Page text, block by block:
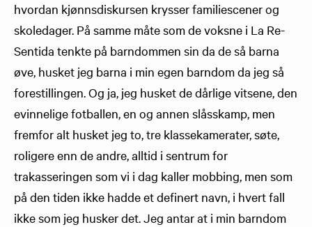
hvordan kjønnsdiskursen krysser familiescener og
skoledager. På samme måte som de voksne i La Re-
Sentida tenkte på barndommen sin da de så barna
øve, husket jeg barna i min egen barndom da jeg så
forestillingen. Og ja, jeg husket de dårlige vitsene, den
evinnelige fotballen, en og annen slåsskamp, men
fremfor alt husket jeg to, tre klassekamerater, søte,
roligere enn de andre, alltid i sentrum for
trakasseringen som vi i dag kaller mobbing, men som
på den tiden ikke hadde et definert navn, i hvert fall
ikke som jeg husker det. Jeg antar at i min barndom